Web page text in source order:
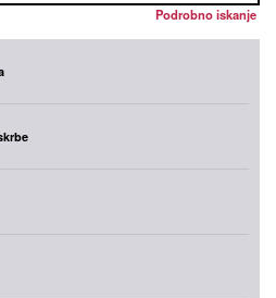
Podrobno iskanje